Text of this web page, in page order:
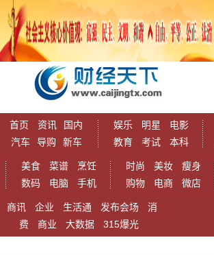
首页 资讯
国内
汽车
导购 新车
娱乐 明星
电影
教育
考试 本科
美食 菜谱
烹饪
数码
电脑 手机
时尚 美妆
瘦身
购物
电商 微店
商讯 企业 生活通 发布会场
消
费
商业 大数据 315爆光